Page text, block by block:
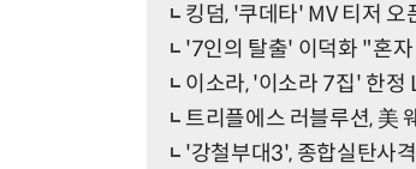
킹덤, '쿠데타' MV 티저
'7인의 탈출' 이덕화 "혼
이소라, '이소라 7집' 한
트리플에스 러블루션, 美
'강철부대3', 종합실탄사